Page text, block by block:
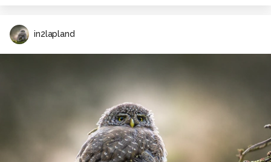
in2lapland